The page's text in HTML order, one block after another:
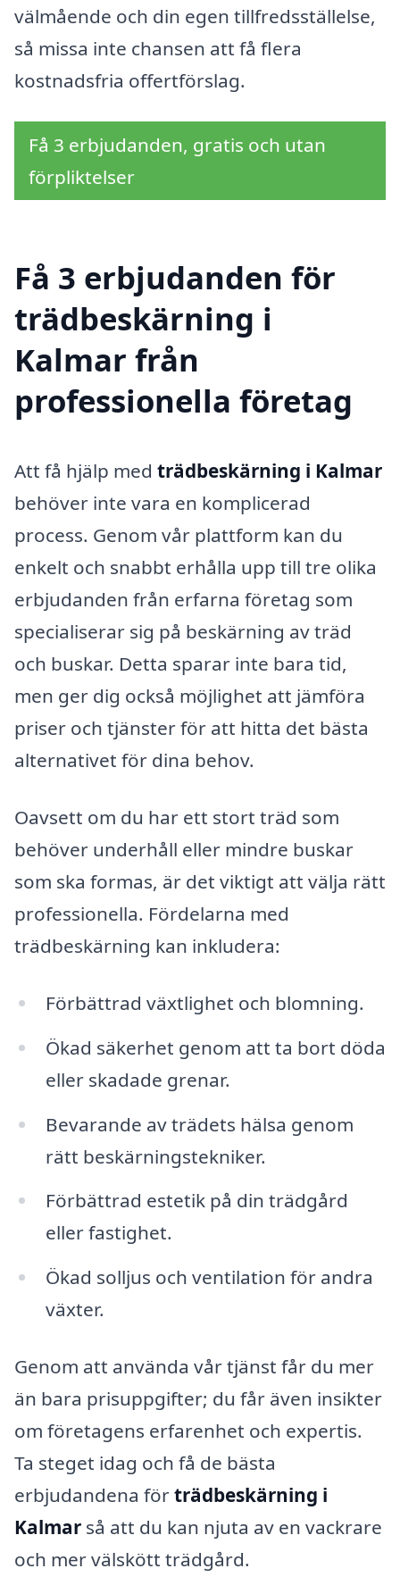
välmående och din egen tillfredsställelse,
så missa inte chansen att få flera
kostnadsfria offertförslag.
Få 3 erbjudanden, gratis och utan
förpliktelser
Få 3 erbjudanden för
trädbeskärning i
Kalmar från
professionella företag
Att få hjälp med trädbeskärning i Kalmar
behöver inte vara en komplicerad
process. Genom vår plattform kan du
enkelt och snabbt erhålla upp till tre olika
erbjudanden från erfarna företag som
specialiserar sig på beskärning av träd
och buskar. Detta sparar inte bara tid,
men ger dig också möjlighet att jämföra
priser och tjänster för att hitta det bästa
alternativet för dina behov.
Oavsett om du har ett stort träd som
behöver underhåll eller mindre buskar
som ska formas, är det viktigt att välja rätt
professionella. Fördelarna med
trädbeskärning kan inkludera:
Förbättrad växtlighet och blomning.
Ökad säkerhet genom att ta bort döda
eller skadade grenar.
Bevarande av trädets hälsa genom
rätt beskärningstekniker.
Förbättrad estetik på din trädgård
eller fastighet.
Ökad solljus och ventilation för andra
växter.
Genom att använda vår tjänst får du mer
än bara prisuppgifter; du får även insikter
om företagens erfarenhet och expertis.
Ta steget idag och få de bästa
erbjudandena förträdbeskärning i
Kalmar så att du kan njuta av en vackrare
och mer välskött trädgård.